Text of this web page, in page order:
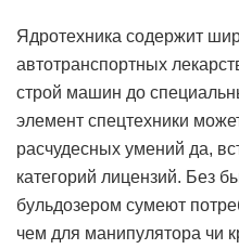
Ядротехника содержит
автотранспортных
строй машин до
элемент спецтехники
расчудесных умений да,
категорий лицензий. Без
бульдозером сумеют
чем для манипулятора чи